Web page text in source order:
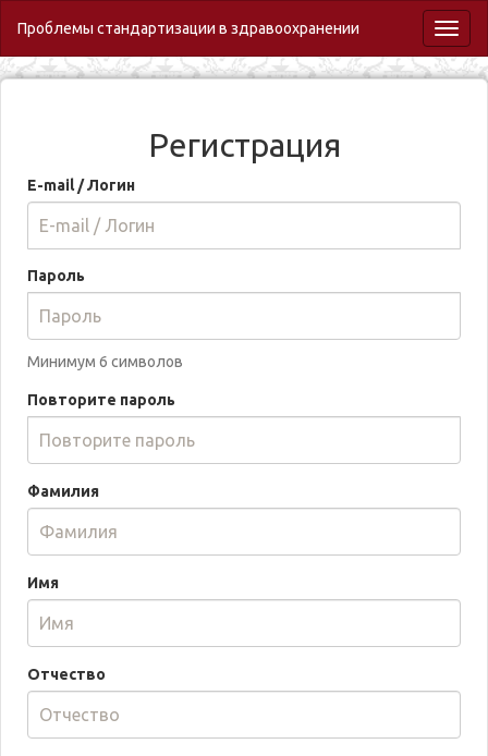
Проблемы стандартизации в здравоохранении
Регистрация
E-mail / Логин
Пароль
Минимум 6 символов
Повторите пароль
Фамилия
Имя
Отчество